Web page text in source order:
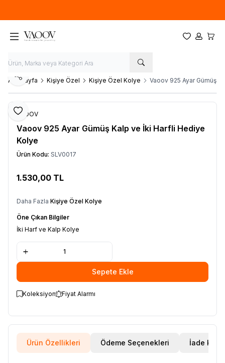
Favorilerim
Hesabım
Ana Sayfa Kişiye Özel Kişiye Özel Kolye Vaoov 925 Ayar Gümüş
Favoriye Ekle
Paylaş
VAOOV
Vaoov 925 Ayar Gümüş Kalp ve İki Harfli Hediye
Kolye
Ürün Kodu: SLV0017
1.530,00 TL
Daha Fazla Kişiye Özel Kolye
Öne Çıkan Bilgiler
İki Harf ve Kalp Kolye
Sepete Ekle
Koleksiyon Fiyat Alarmı
Ürün Özellikleri Ödeme Seçenekleri İade